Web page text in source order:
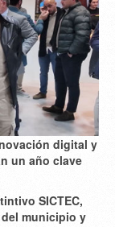
digital y
un año clave
SICTEC,
municipio y